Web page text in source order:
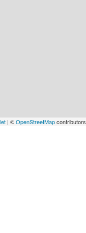
| ©OpenStreetMapcontributors